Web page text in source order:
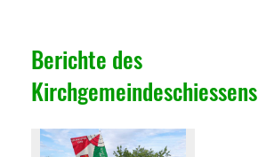
Berichte des
Kirchgemeindeschiessens